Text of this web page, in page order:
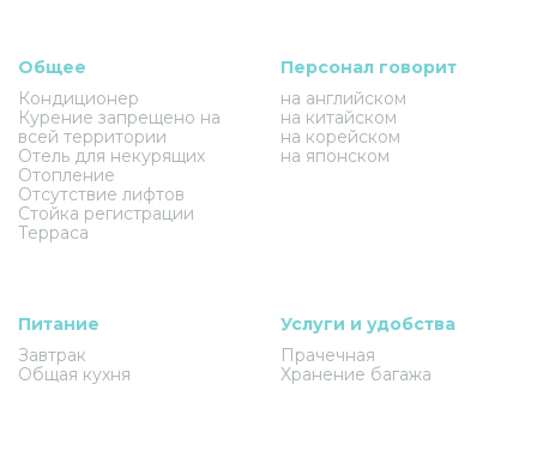
Общее
Кондиционер
Курение запрещено на
всей территории
Отель для некурящих
Отопление
Отсутствие лифтов
Стойка регистрации
Терраса
Персонал говорит
на английском
на китайском
на корейском
на японском
Питание
Завтрак
Общая кухня
Услуги и удобства
Прачечная
Хранение багажа